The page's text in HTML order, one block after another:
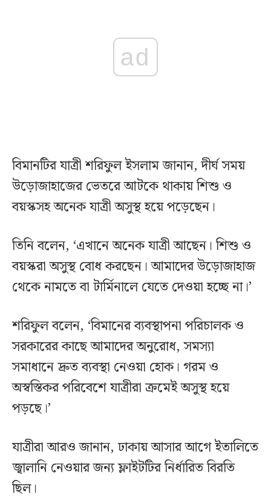
ad
বিমানটির যাত্রী শরিফুল ইসলাম জানান, দীর্ঘ সময়
উড়োজাহাজের ভেতরে আটকে থাকায় শিশু ও
বয়স্কসহ অনেক যাত্রী অসুস্থ হয়ে পড়েছেন।
তিনি বলেন, ‘এখানে অনেক যাত্রী আছেন। শিশু ও
বয়স্করা অসুস্থ বোধ করছেন। আমাদের উড়োজাহাজ
থেকে নামতে বা টার্মিনালে যেতে দেওয়া হচ্ছে না।’
শরিফুল বলেন, ‘বিমানের ব্যবস্থাপনা পরিচালক ও
সরকারের কাছে আমাদের অনুরোধ, সমস্যা
সমাধানে দ্রুত ব্যবস্থা নেওয়া হোক। গরম ও
অস্বস্তিকর পরিবেশে যাত্রীরা ক্রমেই অসুস্থ হয়ে
পড়ছে।’
যাত্রীরা আরও জানান, ঢাকায় আসার আগে ইতালিতে
জ্বালানি নেওয়ার জন্য ফ্লাইটটির নির্ধারিত বিরতি
ছিল।